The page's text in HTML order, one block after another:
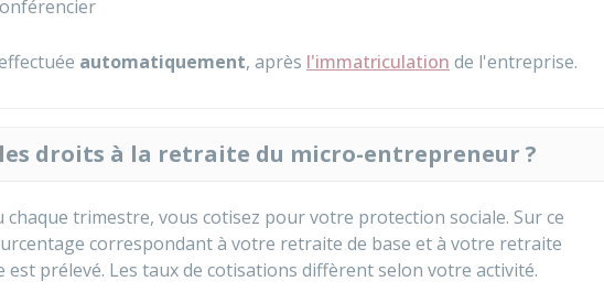
automatiquement, après l'immatriculation de l'entreprise.
droits à la retraite du micro-entrepreneur ?
chaque trimestre, vous cotisez pour votre protection sociale. Sur ce
correspondant à votre retraite de base et à votre retraite
est prélevé. Les taux de cotisations diffèrent selon votre activité.